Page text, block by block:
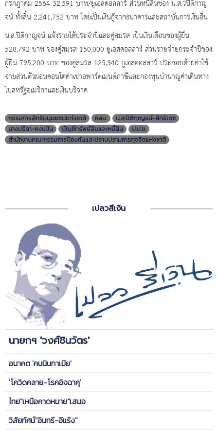
กรกฎาคม 2564 32.591 บาท/ยูเอสดอลลาร์ ส่วนหนี้สินของ น.ส.วปิติกาญ
จน์ ทั้งสิ้น 2,241,752 บาท โดยเป็นเงินกู้จากธนาคารและสถาบันการเงินอื่น
น.ส.ปิติกาญจน์ แจ้งรายได้ประจำปีและคู่สมรส เป็นเงินเดือนของผู้ยื่น
528,792 บาท ของคู่สมรส 150,000 ยูเอสดอลลาร์ ส่วนรายจ่ายกระจำปีของ
ผู้ยื่น 795,200 บาท ของคู่สมรส 125,340 ยูเอสดอลลาร์ ประกอบด้วยค่าใช้
จ่ายส่วนตัวผ่อนคอนโดค่าเช่าอพาร์ตเมนต์ภาษีและกองทุนบำนาญค่าเดินทาง
ไปสหรัฐอเมริกาและเงินบริจาค
กรรมการสิทธิมนุษยชนแห่งชาติ​ กสม.
น.ส.ปิติกาญจน์-สิทธิเดช
นางปรีดา​-คงแป้น
บัญชีทรัพย์สินและหนี้สิน
ป.ป.ช.
สำนักงานคณะกรรมการป้องกันและปราบปรามการทุจริตแห่งชาติ​
เปลวสีเงิน
นายกฯ 'วงศ์ชินวัตร'
อนาคต 'คนนินทาเมีย'
'โควิดคลาย-โรคอิจฉาคุ'
ไทย"เหนือคาดหมาย"เสมอ
วิสัยทัศน์"อินทรี-อีแร้ง"